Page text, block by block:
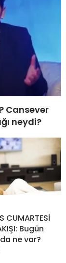
Cansever
neydi?
CUMARTESİ
Bugün
ne var?